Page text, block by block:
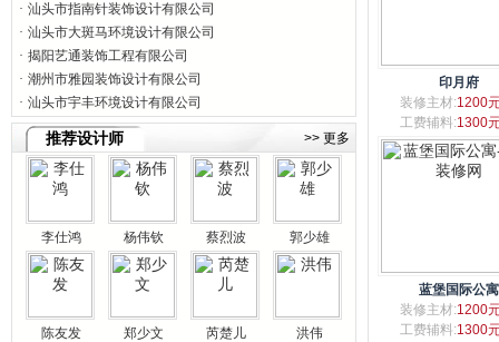
汕头市指南针装饰设计有限公司
汕头市大斑马环境设计有限公司
揭阳艺通装饰工程有限公司
潮州市雅园装饰设计有限公司
汕头市宇丰环境设计有限公司
推荐设计师 >> 更多
李仕鸿 杨伟钦 蔡烈波 郭少雄
陈友发 郑少文 芮楚儿 洪伟
印月府
装修主材:1200
工费辅料:1300
蓝堡国际公寓
装修主材:1200
工费辅料:1300